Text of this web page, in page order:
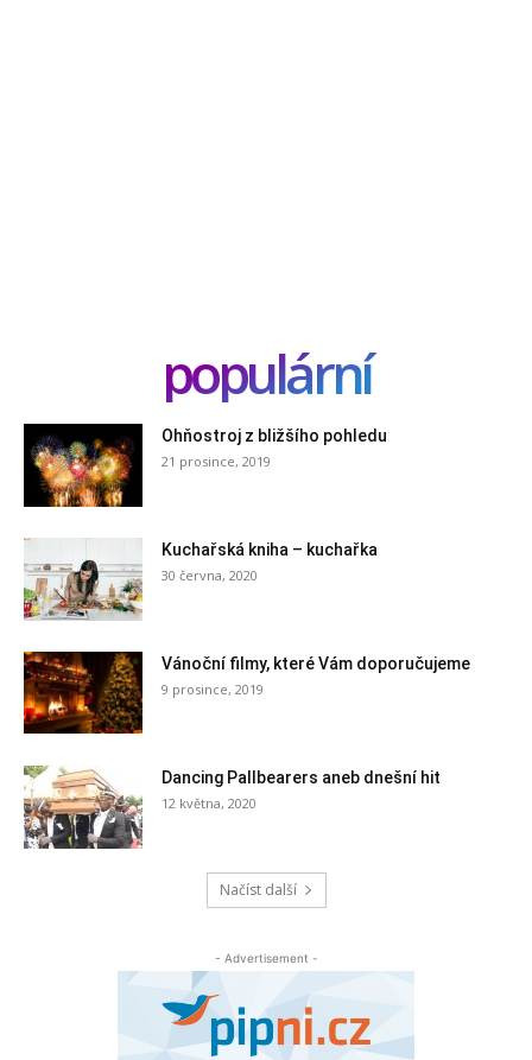
populární
Ohňostroj z bližšího pohledu
21 prosince, 2019
Kuchařská kniha – kuchařka
30 června, 2020
Vánoční filmy, které Vám doporučujeme
9 prosince, 2019
Dancing Pallbearers aneb dnešní hit
12 května, 2020
Načíst další
- Advertisement -